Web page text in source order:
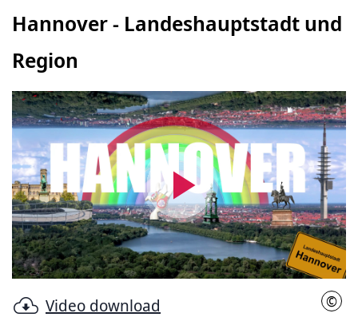
Hannover - Landeshauptstadt und
Region
Video
abspielen
©
Video download